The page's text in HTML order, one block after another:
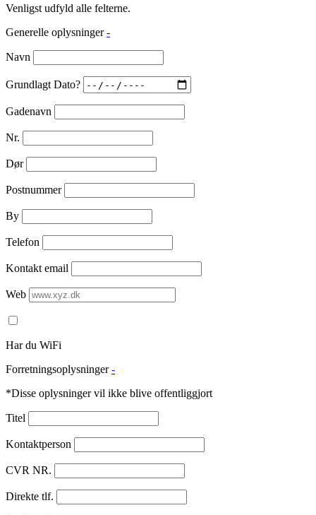
Venligst udfyld alle felterne.
Generelle oplysninger -
Navn
Grundlagt Dato?
Gadenavn
Nr.
Dør
Postnummer
By
Telefon
Kontakt email
Web
Har du WiFi
Forretningsoplysninger -
*Disse oplysninger vil ikke blive offentliggjort
Titel
Kontaktperson
CVR NR.
Direkte tlf.